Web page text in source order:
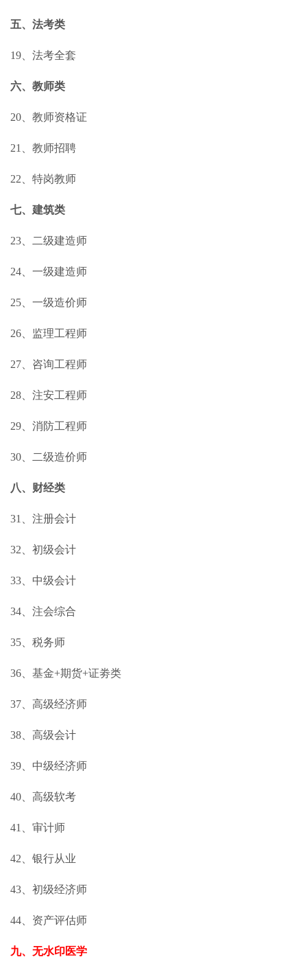
五、法考类
19、法考全套
六、教师类
20、教师资格证
21、教师招聘
22、特岗教师
七、建筑类
23、二级建造师
24、一级建造师
25、一级造价师
26、监理工程师
27、咨询工程师
28、注安工程师
29、消防工程师
30、二级造价师
八、财经类
31、注册会计
32、初级会计
33、中级会计
34、注会综合
35、税务师
36、基金+期货+证劵类
37、高级经济师
38、高级会计
39、中级经济师
40、高级软考
41、审计师
42、银行从业
43、初级经济师
44、资产评估师
九、无水印医学